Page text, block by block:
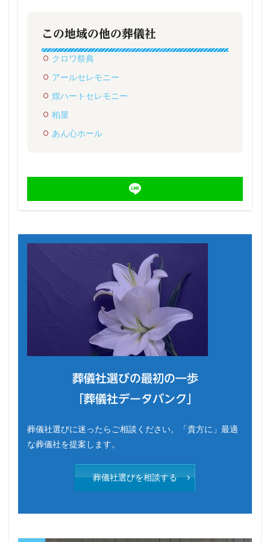
この地域の他の葬儀社
クロワ祭典
アールセレモニー
煌ハートセレモニー
柏屋
あん心ホール
葬儀社選びの最初の一歩
「葬儀社データバンク」
葬儀社選びに迷ったらご相談ください。「貴方に」最適
な葬儀社を提案します。
葬儀社選びを相談する